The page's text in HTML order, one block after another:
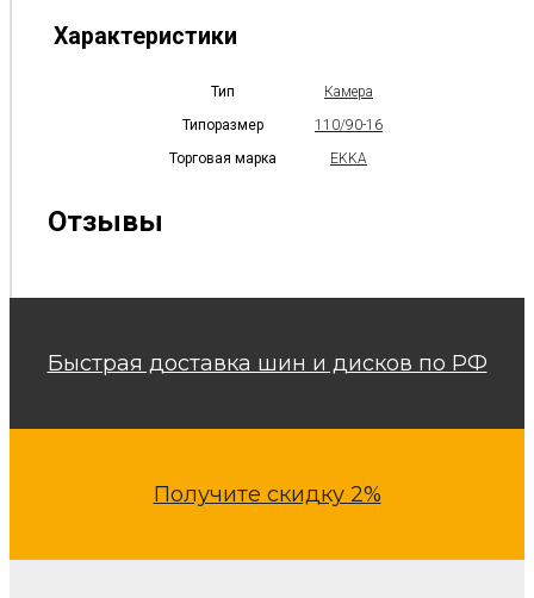
Характеристики
Тип
Камера
Типоразмер
110/90-16
Торговая марка
EKKA
Отзывы
Быстрая доставка шин и дисков по РФ
Получите скидку 2%